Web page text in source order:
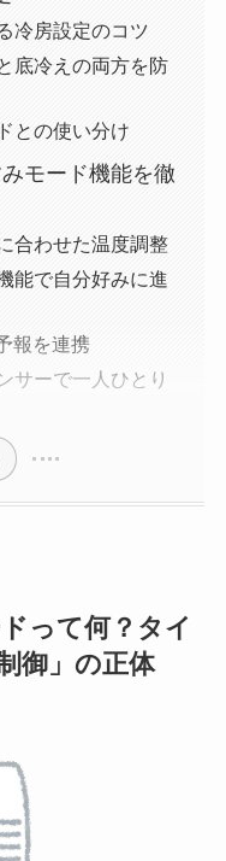
冷房設定のコツ
底冷えの両方を防
との使い分け
モード機能を徹
合わせた温度調整
能で自分好みに進
報を連携
サーで一人ひとり
って何？タイ
御」の正体